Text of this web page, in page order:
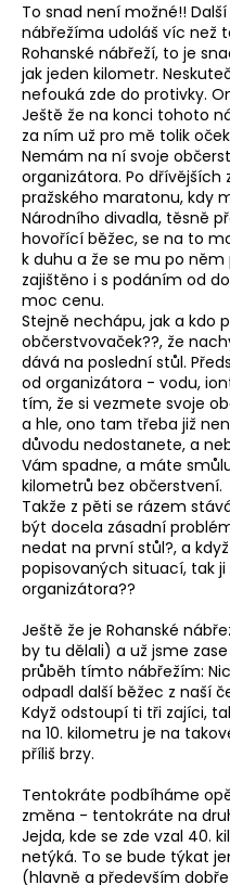
To snad není možné!!
nábřežíma udoláš víc než
Rohanské nábřeží, to je
jak jeden kilometr.
nefouká zde do protivky.
Ještě že na konci tohoto
za ním už pro mě tolik
Nemám na ní svoje
organizátora. Po dřívějších
pražského maratonu, kdy
Národního divadla, těsně
hovořící běžec, se na to
k duhu a že se mu po
zajištěno i s podáním od
moc cenu.
Stejně nechápu, jak a kdo
občerstvovaček??, že
dává na poslední stůl.
od organizátora - vodu,
tím, že si vezmete svoje
a hle, ono tam třeba již
důvodu nedostanete, a
Vám spadne, a máte
kilometrů bez občerstvení.
Takže z pěti se rázem
být docela zásadní
nedat na první stůl?, a
popisovaných situací, tak
organizátora??
Ještě že je Rohanské
by tu dělali) a už jsme
průběh tímto nábřežím:
odpadl další běžec z naší
Když odstoupí ti tři zajíci,
na 10. kilometru je na
příliš brzy.
Tentokráte podbíháme
změna - tentokráte na
Jejda, kde se zde vzal 40.
netýká. To se bude týkat
(hlavně a především